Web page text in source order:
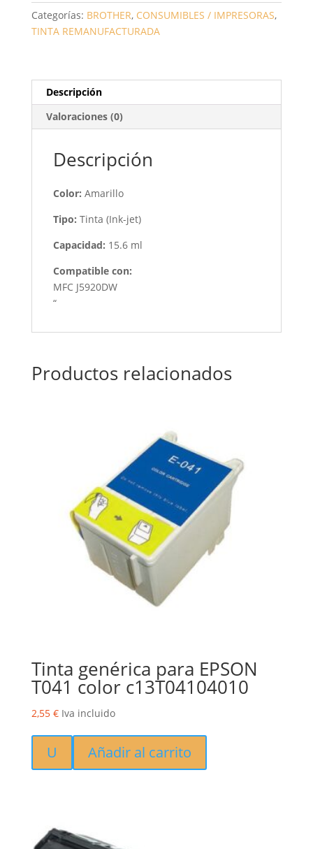
XXL
AMARILLO
1200
Categorías: BROTHER, CONSUMIBLES / IMPRESORAS,
TINTA REMANUFACTURADA
Descripción
Valoraciones (0)
Descripción
Color: Amarillo
Tipo: Tinta (Ink-jet)
Capacidad: 15.6 ml
Compatible con:
MFC J5920DW
“
Productos relacionados
Tinta genérica para EPSON
T041 color c13T04104010
2,55 € Iva incluido
U Añadir al carrito